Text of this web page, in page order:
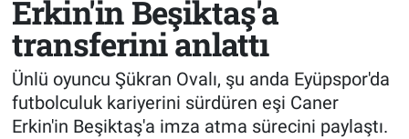
Erkin'in Beşiktaş'a
transferini anlattı
Ünlü oyuncu Şükran Ovalı, şu anda Eyüpspor'da
futbolculuk kariyerini sürdüren eşi Caner
Erkin'in Beşiktaş'a imza atma sürecini paylaştı.
Sağlık
Spor
Teknoloji
KÜLTÜR SANAT